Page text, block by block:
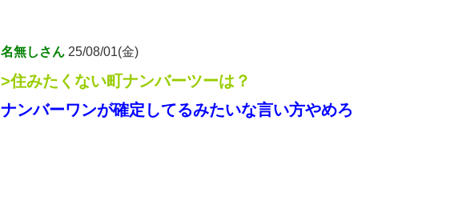
名無しさん 25/08/01(金)
>住みたくない町ナンバーツーは？
ナンバーワンが確定してるみたいな言い方やめろ